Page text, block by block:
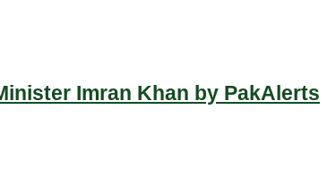
Imran Khan by PakAlerts